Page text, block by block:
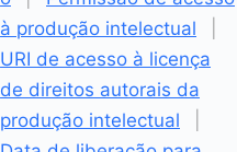
à produção intelectual
URI de acesso à licença
de direitos autorais da
produção intelectual